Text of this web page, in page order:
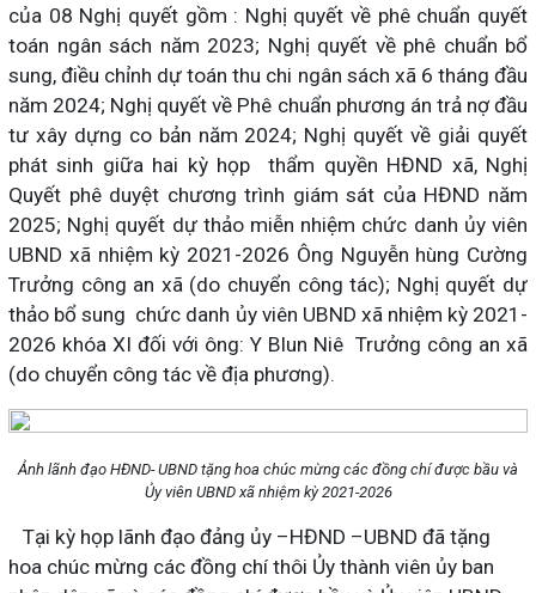
của 08 Nghị quyết gồm : Nghị quyết về phê chuẩn quyết
toán ngân sách năm 2023; Nghị quyết về phê chuẩn bổ
sung, điều chỉnh dự toán thu chi ngân sách xã 6 tháng đầu
năm 2024; Nghị quyết về Phê chuẩn phương án trả nợ đầu
tư xây dựng co bản năm 2024; Nghị quyết về giải quyết
phát sinh giữa hai kỳ họp thẩm quyền HĐND xã, Nghị
Quyết phê duyệt chương trình giám sát của HĐND năm
2025; Nghị quyết dự thảo miễn nhiệm chức danh ủy viên
UBND xã nhiệm kỳ 2021-2026 Ông Nguyễn hùng Cường
Trưởng công an xã (do chuyển công tác); Nghị quyết dự
thảo bổ sung chức danh ủy viên UBND xã nhiệm kỳ 2021-
2026 khóa XI đối với ông: Y Blun Niê Trưởng công an xã
(do chuyển công tác về địa phương).
Ảnh lãnh đạo HĐND- UBND tặng hoa chúc mừng các đồng chí được bầu và
Ủy viên UBND xã nhiệm kỳ 2021-2026
Tại kỳ họp lãnh đạo đảng ủy –HĐND –UBND đã tặng
hoa chúc mừng các đồng chí thôi Ủy thành viên ủy ban